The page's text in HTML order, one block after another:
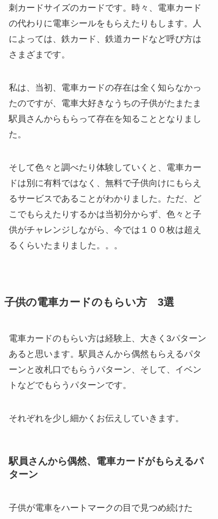
刺カードサイズのカードです。時々、電車カード
の代わりに電車シールをもらえたりもします。人
によっては、鉄カード、鉄道カードなど呼び方は
さまざまです。
私は、当初、電車カードの存在は全く知らなかっ
たのですが、電車大好きなうちの子供がたまたま
駅員さんからもらって存在を知ることとなりまし
た。
そして色々と調べたり体験していくと、電車カー
ドは別に有料ではなく、無料で子供向けにもらえ
るサービスであることがわかりました。ただ、ど
こでもらえたりするかは当初分からず、色々と子
供がチャレンジしながら、今では１００枚は超え
るくらいたまりました。。。
子供の電車カードのもらい方 3選
電車カードのもらい方は経験上、大きく3パターン
あると思います。駅員さんから偶然もらえるパタ
ーンと改札口でもらうパターン、そして、イベン
トなどでもらうパターンです。
それぞれを少し細かくお伝えしていきます。
駅員さんから偶然、電車カードがもらえるパ
ターン
子供が電車をハートマークの目で見つめ続けた